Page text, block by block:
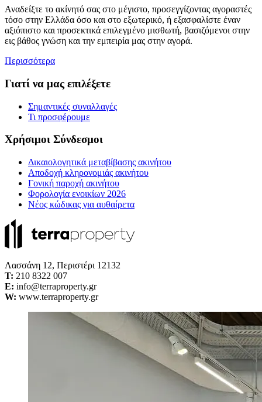
Αναδείξτε το ακίνητό σας στο μέγιστο, προσεγγίζοντας αγοραστές
τόσο στην Ελλάδα όσο και στο εξωτερικό, ή εξασφαλίστε έναν
αξιόπιστο και προσεκτικά επιλεγμένο μισθωτή, βασιζόμενοι στην
εις βάθος γνώση και την εμπειρία μας στην αγορά.
Περισσότερα
Γιατί να μας επιλέξετε
Σημαντικές συναλλαγές
Τι προσφέρουμε
Χρήσιμοι Σύνδεσμοι
Δικαιολογητικά μεταβίβασης ακινήτου
Αποδοχή κληρονομιάς ακινήτου
Γονική παροχή ακινήτου
Φορολογία ενοικίων 2026
Νέος κώδικας για αυθαίρετα
Λασσάνη 12, Περιστέρι 12132
Τ: 210 8322 007
E: info@terraproperty.gr
W: www.terraproperty.gr